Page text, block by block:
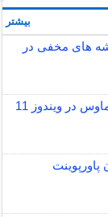
های مخفی در
بیشتر